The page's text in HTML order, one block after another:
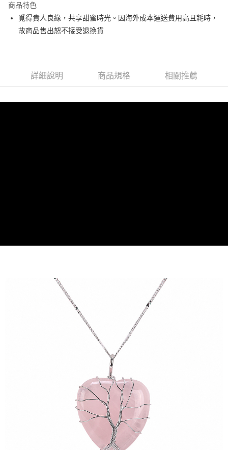
商品特色
覓得貴人良緣，共享甜蜜時光。因海外成本運送費用高且耗時，
故商品售出恕不接受退換貨
詳細說明 商品規格 相關推薦